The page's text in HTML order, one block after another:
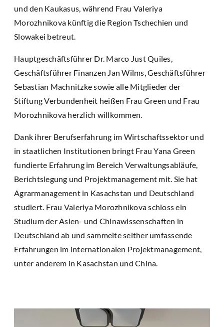
und den Kaukasus, während Frau Valeriya
Morozhnikova künftig die Region Tschechien und
Slowakei betreut.
Hauptgeschäftsführer Dr. Marco Just Quiles,
Geschäftsführer Finanzen Jan Wilms, Geschäftsführer
Sebastian Machnitzke sowie alle Mitglieder der
Stiftung Verbundenheit heißen Frau Green und Frau
Morozhnikova herzlich willkommen.
Dank ihrer Berufserfahrung im Wirtschaftssektor und
in staatlichen Institutionen bringt Frau Yana Green
fundierte Erfahrung im Bereich Verwaltungsabläufe,
Berichtslegung und Projektmanagement mit. Sie hat
Agrarmanagement in Kasachstan und Deutschland
studiert. Frau Valeriya Morozhnikova schloss ein
Studium der Asien- und Chinawissenschaften in
Deutschland ab und sammelte seither umfassende
Erfahrungen im internationalen Projektmanagement,
unter anderem in Kasachstan und China.